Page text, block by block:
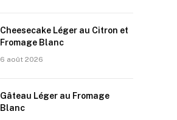
Cheesecake Léger au Citron et
Fromage Blanc
6 août 2026
Gâteau Léger au Fromage
Blanc